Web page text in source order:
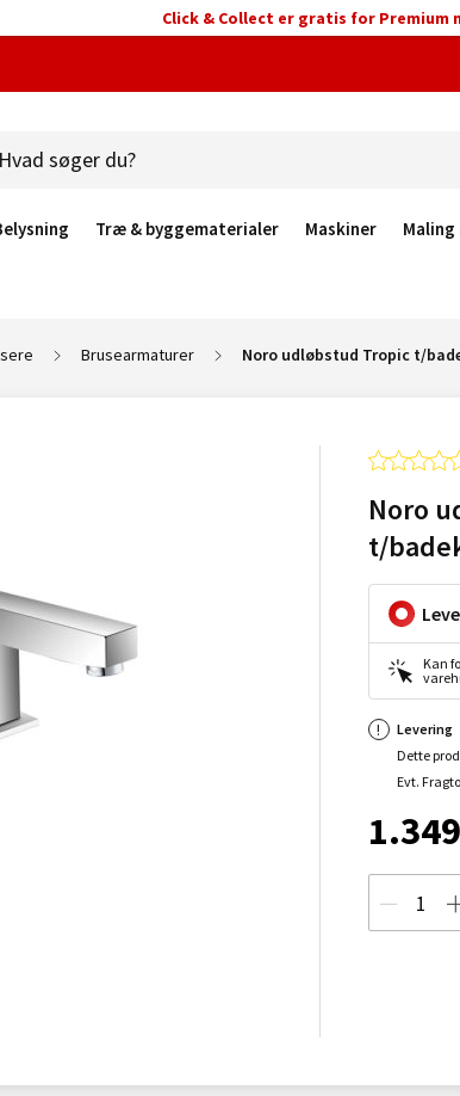
Click & Collect er gratis for Premium
Træ & byggematerialer Maskiner
Brusearmaturer Noro udløbstud Tropic t/
Noro
t/
Kan
Levering
Dette
Evt.